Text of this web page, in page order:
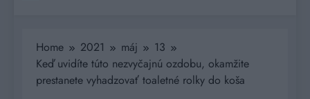
Home 2021 máj
13
Keď uvidíte túto nezvyčajnú ozdobu, okamžite
prestanete vyhadzovať toaletné rolky do koša